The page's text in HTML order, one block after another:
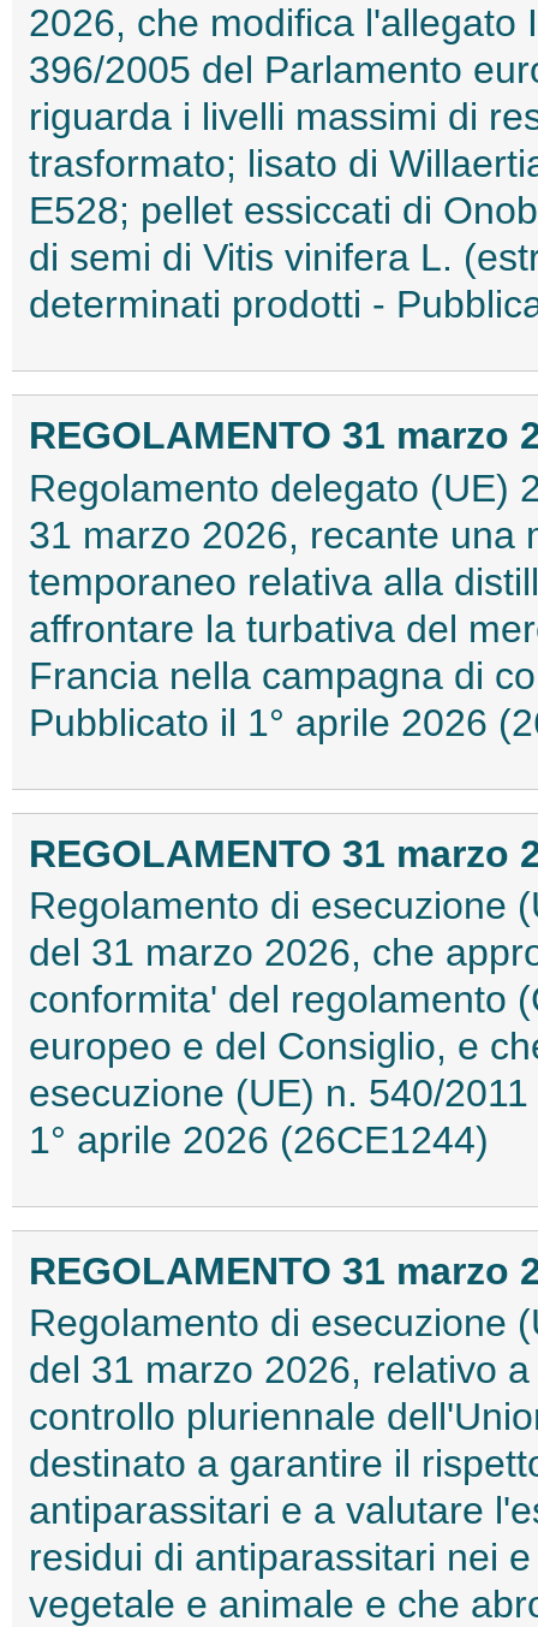
2026, che modifica l'allegato
396/2005 del Parlamento
riguarda i livelli massimi di
trasformato; lisato di
E528; pellet essiccati di
di semi di Vitis vinifera L.
determinati prodotti -
REGOLAMENTO 31 marzo
Regolamento delegato (UE)
31 marzo 2026, recante una
temporaneo relativa alla
affrontare la turbativa del
Francia nella campagna di
Pubblicato il 1° aprile 2026
REGOLAMENTO 31 marzo
Regolamento di esecuzione
del 31 marzo 2026, che
conformita' del regolamento
europeo e del Consiglio, e
esecuzione (UE) n. 540/
1° aprile 2026 (26CE1244)
REGOLAMENTO 31 marzo
Regolamento di esecuzione
del 31 marzo 2026, relativo
controllo pluriennale
destinato a garantire il
antiparassitari e a valutare
residui di antiparassitari nei
vegetale e animale e che